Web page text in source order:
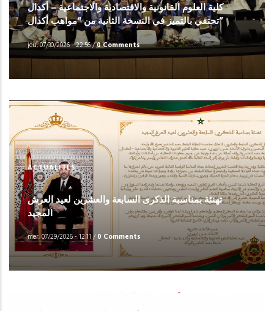
كلية العلوم القانونية والاقتصادية والاجتماعية – أكدال
تحتفي بالتميز في النسخة الثانية من “مواهب أكدال”
jeu, 07/30/2026 - 22:56/0 Comments
ACTUALITÉS
تهنئة بمناسبة الذكرى السابعة والعشرين لعيد العرش
المجيد
mer, 07/29/2026 - 12:11/0 Comments